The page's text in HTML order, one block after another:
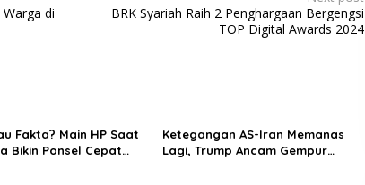
di
BRK Syariah Raih 2 Penghargaan Bergengsi
TOP Digital Awards 2024
Fakta? Main HP Saat
Bikin Ponsel Cepat
Ketegangan AS-Iran Memanas
Lagi, Trump Ancam Gempur